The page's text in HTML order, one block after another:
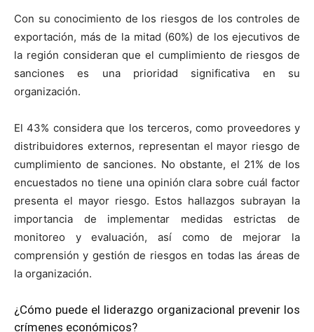
Con su conocimiento de los riesgos de los controles de
exportación, más de la mitad (60%) de los ejecutivos de
la región consideran que el cumplimiento de riesgos de
sanciones es una prioridad significativa en su
organización.
El 43% considera que los terceros, como proveedores y
distribuidores externos, representan el mayor riesgo de
cumplimiento de sanciones. No obstante, el 21% de los
encuestados no tiene una opinión clara sobre cuál factor
presenta el mayor riesgo. Estos hallazgos subrayan la
importancia de implementar medidas estrictas de
monitoreo y evaluación, así como de mejorar la
comprensión y gestión de riesgos en todas las áreas de
la organización.
¿Cómo puede el liderazgo organizacional prevenir los
crímenes económicos?